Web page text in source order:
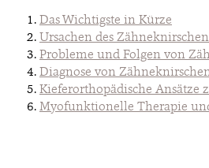
Das Wichtigste in Kürze
Ursachen des
Probleme und Folgen von
Diagnose von Zähneknirschen
Kieferorthopädische Ansätze
Myofunktionelle Therapie